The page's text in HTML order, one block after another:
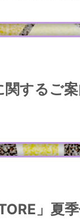
するご
」夏